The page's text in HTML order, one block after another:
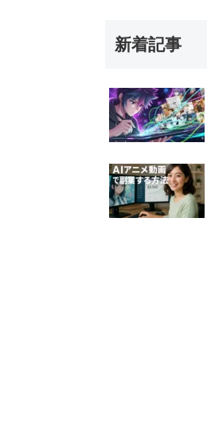
新着記事